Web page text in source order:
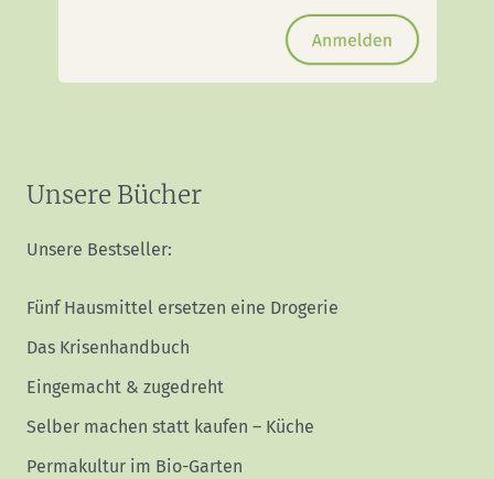
Unsere Bücher
Unsere Bestseller:
Fünf Hausmittel ersetzen eine Drogerie
Das Krisenhandbuch
Eingemacht & zugedreht
Selber machen statt kaufen – Küche
Permakultur im Bio-Garten